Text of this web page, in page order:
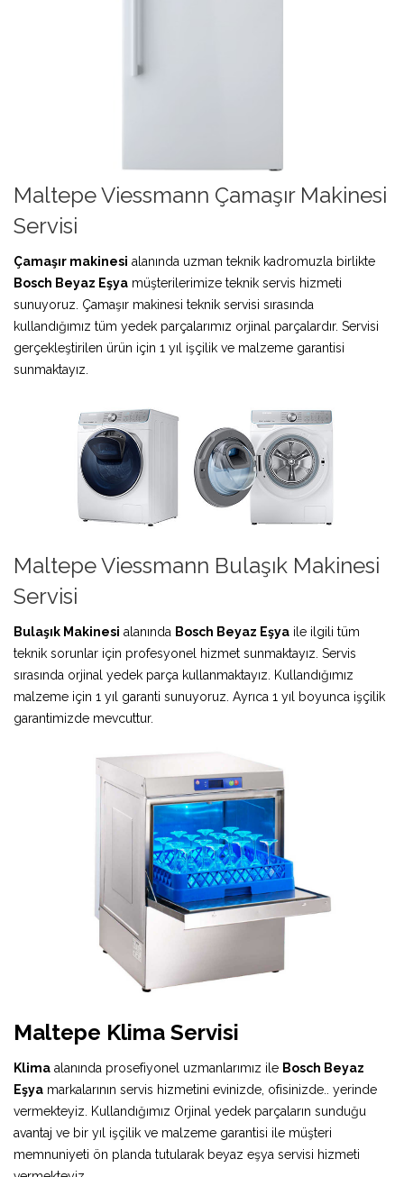
Maltepe Viessmann Çamaşır Makinesi
Servisi
Çamaşır makinesi alanında uzman teknik kadromuzla birlikte
Bosch Beyaz Eşya müşterilerimize teknik servis hizmeti
sunuyoruz. Çamaşır makinesi teknik servisi sırasında
kullandığımız tüm yedek parçalarımız orjinal parçalardır. Servisi
gerçekleştirilen ürün için 1 yıl işçilik ve malzeme garantisi
sunmaktayız.
Maltepe Viessmann Bulaşık Makinesi
Servisi
Bulaşık Makinesi alanında Bosch Beyaz Eşya ile ilgili tüm
teknik sorunlar için profesyonel hizmet sunmaktayız. Servis
sırasında orjinal yedek parça kullanmaktayız. Kullandığımız
malzeme için 1 yıl garanti sunuyoruz. Ayrıca 1 yıl boyunca işçilik
garantimizde mevcuttur.
Maltepe Klima Servisi
Klima alanında prosefiyonel uzmanlarımız ile Bosch Beyaz
Eşya markalarının servis hizmetini evinizde, ofisinizde.. yerinde
vermekteyiz. Kullandığımız Orjinal yedek parçaların sunduğu
avantaj ve bir yıl işçilik ve malzeme garantisi ile müşteri
memnuniyeti ön planda tutularak beyaz eşya servisi hizmeti